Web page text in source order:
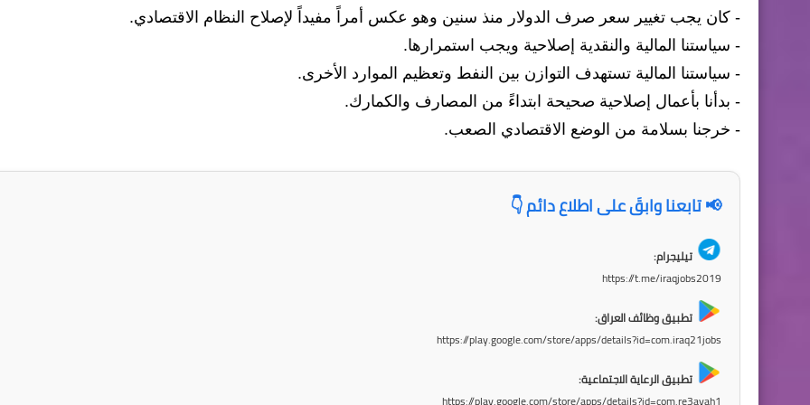
- كان يجب تغيير سعر صرف الدولار منذ سنين وهو عكس أمراً مفيداً لإصلاح النظام الاقتصادي.
- سياستنا المالية والنقدية إصلاحية ويجب استمرارها.
- سياستنا المالية تستهدف التوازن بين النفط وتعظيم الموارد الأخرى.
- بدأنا بأعمال إصلاحية صحيحة ابتداءً من المصارف والكمارك.
- خرجنا بسلامة من الوضع الاقتصادي الصعب.
📢 تابعنا وابقَ على اطلاع دائم 👇
تيليجرام:
https://t.me/iraqjobs2019
تطبيق وظائف العراق:
https://play.google.com/store/apps/details?id=com.iraq21jobs
تطبيق الرعاية الاجتماعية:
https://play.google.com/store/apps/details?id=com.re3ayah1